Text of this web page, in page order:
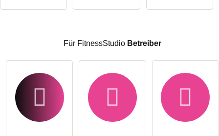
Für FitnessStudio Betreiber